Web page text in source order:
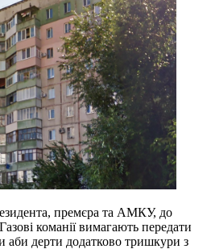
премєра та АМКУ, до
команії вимагають передати
аби дерти додатково тришкури з